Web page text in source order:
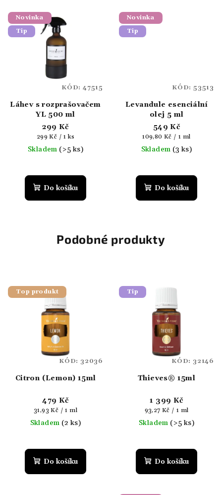
Novinka
Tip
Láhev s rozprašovačem
YL 500 ml
299 Kč
Měrná
cena:
299 Kč / 1 ks
Skladem (>5 ks)
Do košíku
KÓD: 47515
Novinka
Tip
Levandule esenciální
olej 5 ml
549 Kč
Měrná
cena:
109,80 Kč / 1 ml
Skladem (3 ks)
Do košíku
KÓD: 53513
Podobné produkty
Top produkt
Citron (Lemon) 15ml
479 Kč
Měrná
cena:
31,93 Kč / 1 ml
Skladem (2 ks)
Do košíku
KÓD: 32036
Tip
Thieves® 15ml
1 399 Kč
Měrná
cena:
93,27 Kč / 1 ml
Skladem (>5 ks)
hodnocení
produktu
Do košíku
KÓD: 32146